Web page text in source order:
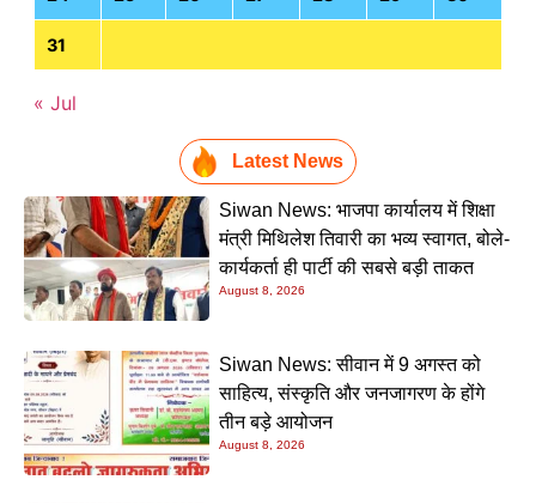
31
« Jul
Latest News
Siwan News: भाजपा कार्यालय में शिक्षा
मंत्री मिथिलेश तिवारी का भव्य स्वागत, बोले-
कार्यकर्ता ही पार्टी की सबसे बड़ी ताकत
August 8, 2026
Siwan News: सीवान में 9 अगस्त को
साहित्य, संस्कृति और जनजागरण के होंगे
तीन बड़े आयोजन
August 8, 2026